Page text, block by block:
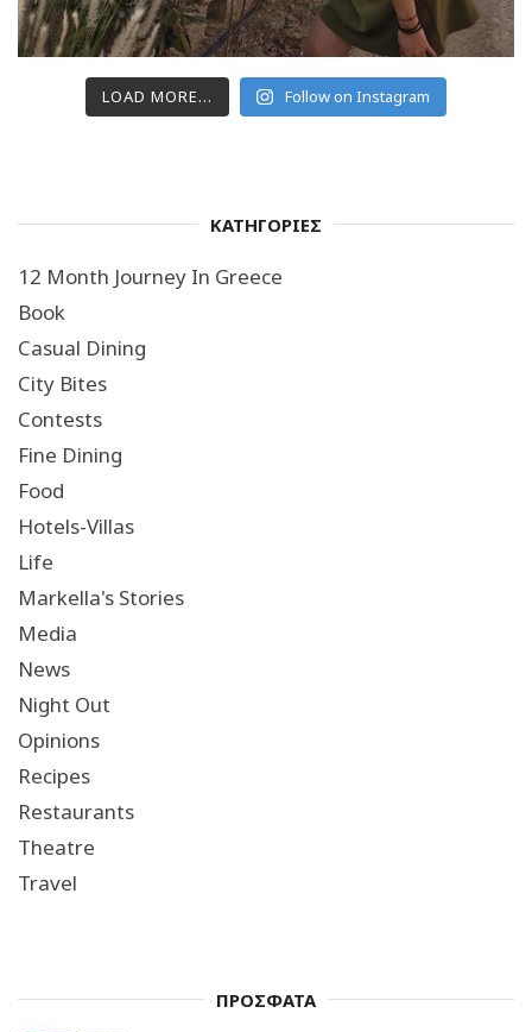
LOAD MORE... Follow on Instagram
ΚΑΤΗΓΟΡΙΕΣ
12 Month Journey In Greece
Book
Casual Dining
City Bites
Contests
Fine Dining
Food
Hotels-Villas
Life
Markella's Stories
Media
News
Night Out
Opinions
Recipes
Restaurants
Theatre
Travel
ΠΡΟΣΦΑΤΑ